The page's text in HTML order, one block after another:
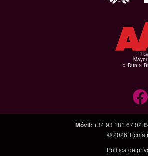
© Dun &
Móvil: +34 93 181 67 02
© 2026
Política de